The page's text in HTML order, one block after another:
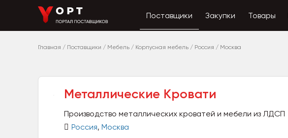
Поставщики Закупки Товары
Главная / Поставщики / Мебель / Корпусная мебель / Россия / Москва
Металлические Кровати
Производство металлических кроватей и мебели из ЛДСП
Россия, Москва